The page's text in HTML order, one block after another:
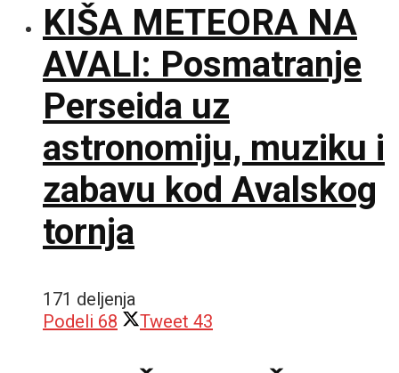
KIŠA METEORA NA
AVALI: Posmatranje
Perseida uz
astronomiju, muziku i
zabavu kod Avalskog
tornja
171 deljenja
Podeli 68 Tweet 43